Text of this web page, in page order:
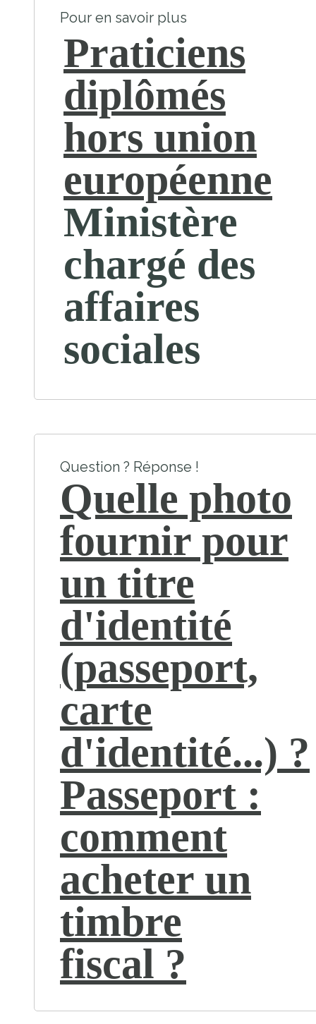
Pour en savoir plus
Praticiens
diplômés
hors union
européenne
Ministère
chargé des
affaires
sociales
Question ? Réponse !
Quelle photo
fournir pour
un titre
d'identité
(passeport,
carte
d'identité...) ?
Passeport :
comment
acheter un
timbre
fiscal ?